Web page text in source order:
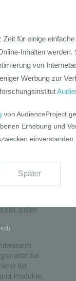
•
am
neue
und auf
...
mehr
•
einer
in den
mehr
oder
bei
der
Produkte,